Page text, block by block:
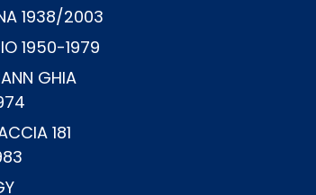
1938/2003
1950-1979
GHIA
181